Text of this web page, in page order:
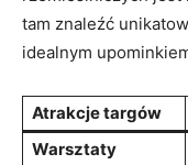
tam ⁤znaleźć
idealnym
Atrakcje targów
Warsztaty